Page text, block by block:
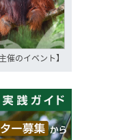
催のイベント】